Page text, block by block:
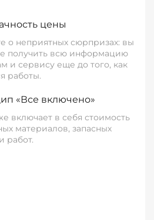
цены
о неприятных сюрпризах: вы
получить всю информацию
и сервису еще до того, как
работы.
«Все включено»
включает в себя стоимость
материалов, запасных
работ.